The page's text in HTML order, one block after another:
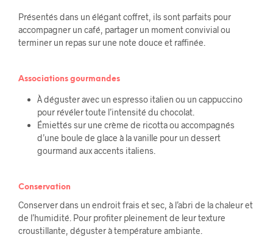
Présentés dans un élégant coffret, ils sont parfaits pour
accompagner un café, partager un moment convivial ou
terminer un repas sur une note douce et raffinée.
Associations gourmandes
À déguster avec un espresso italien ou un cappuccino
pour révéler toute l’intensité du chocolat.
Émiettés sur une crème de ricotta ou accompagnés
d’une boule de glace à la vanille pour un dessert
gourmand aux accents italiens.
Conservation
Conserver dans un endroit frais et sec, à l’abri de la chaleur et
de l’humidité. Pour profiter pleinement de leur texture
croustillante, déguster à température ambiante.